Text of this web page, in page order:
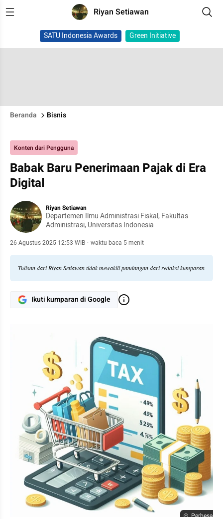
Riyan Setiawan
SATU Indonesia Awards Green Initiative
Beranda Bisnis
Konten dari Pengguna
Babak Baru Penerimaan Pajak di Era
Digital
Riyan Setiawan
Departemen Ilmu Administrasi Fiskal, Fakultas
Administrasi, Universitas Indonesia
26 Agustus 2025 12:53 WIB · waktu baca 5 menit
Tulisan dari Riyan Setiawan tidak mewakili pandangan dari redaksi kumparan
Ikuti kumparan di Google
Perbesar